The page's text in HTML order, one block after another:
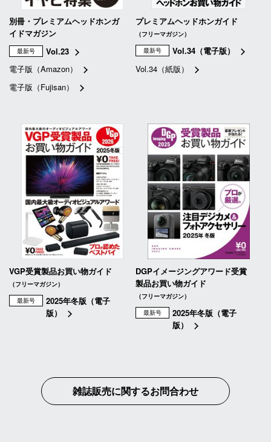
別冊・プレミアムヘッドホンガ
イドマガジン
最新号
Vol.23
電子版（Amazon）
電子版（Fujisan）
プレミアムヘッドホンガイド
（フリーマガジン）
最新号
Vol.34（電子版）
Vol.34（紙版）
VGP受賞製品お買い物ガイド
（フリーマガジン）
最新号
2025年冬版（電子
版）
DGPイメージングアワード受賞
製品お買い物ガイド
（フリーマガジン）
最新号
2025年冬版（電子
版）
雑誌販売に関するお問合わせ